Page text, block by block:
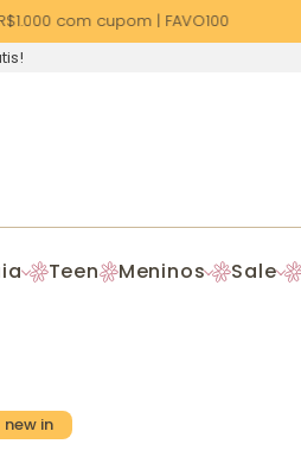
com cupom | FAVO100
Teen Meninos Sale
new in